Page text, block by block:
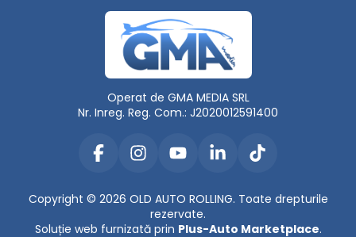
Operat de GMA MEDIA SRL
Nr. Inreg. Reg. Com.: J2020012591400
Copyright © 2026 OLD AUTO ROLLING. Toate drepturile
rezervate.
Soluție web furnizată prin Plus-Auto Marketplace.